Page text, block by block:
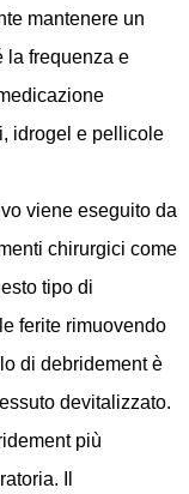
mantenere un
la frequenza e
idrogel e pellicole
viene eseguito da
chirurgici come
tipo di
ferite rimuovendo
di debridement è
devitalizzato.
più
Il